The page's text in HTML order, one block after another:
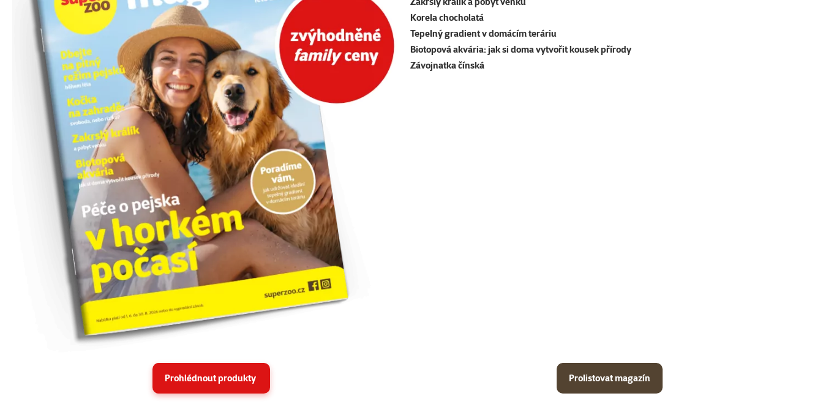
Korela chocholatá
Tepelný gradient v domácím teráriu
Biotopová akvária: jak si doma vytvořit kousek přírody
Závojnatka čínská
Prohlédnout produkty Prolistovat magazín